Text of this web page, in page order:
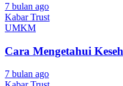
7 bulan ago
Kabar Trust
UMKM
Cara Mengetahui
7 bulan ago